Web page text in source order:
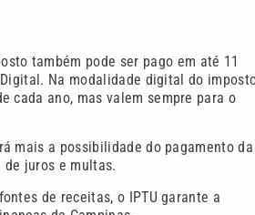
também pode ser pago em até 11
Na modalidade digital do
cada ano, mas valem sempre para o
mais a possibilidade do pagamento
de juros e multas.
de receitas, o IPTU garante a